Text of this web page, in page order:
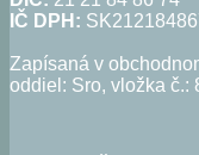
IČ DPH:
Zapísaná v
oddiel: Sro, vložka č.: